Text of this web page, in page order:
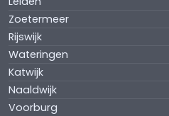
Zoetermeer
Rijswijk
Wateringen
Katwijk
Naaldwijk
Voorburg